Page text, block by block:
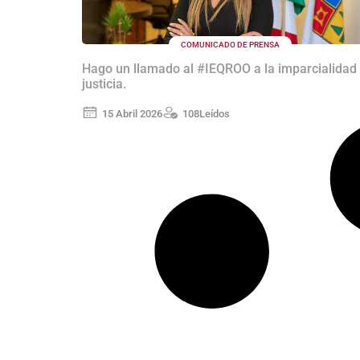
COMUNICADO DE PRENSA
Hago un llamado al #IEQROO a la imparcialidad
justicia.
15 Abril 2026 108Leídos